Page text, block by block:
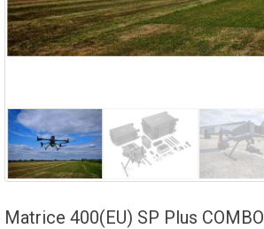
Matrice 400(EU) SP Plus COMBO